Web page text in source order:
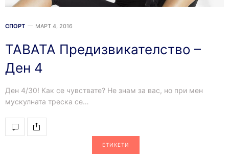
СПОРТ МАРТ 4, 2016
TABATA Предизвикателство –
Ден 4
Ден 4/30! Как се чувствате? Не знам за вас, но при мен
мускулната треска се…
ЕТИКЕТИ